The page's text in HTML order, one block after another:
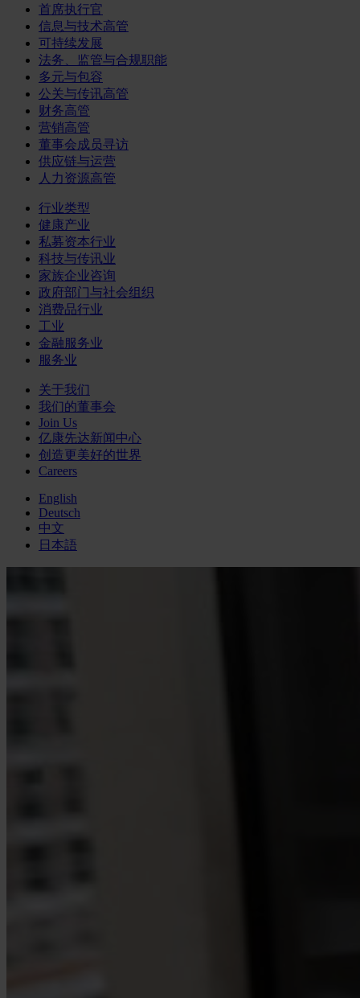
首席执行官
信息与技术高管
可持续发展
法务、监管与合规职能
多元与包容
公关与传讯高管
财务高管
营销高管
董事会成员寻访
供应链与运营
人力资源高管
行业类型
健康产业
私募资本行业
科技与传讯业
家族企业咨询
政府部门与社会组织
消费品行业
工业
金融服务业
服务业
关于我们
我们的董事会
Join Us
亿康先达新闻中心
创造更美好的世界
Careers
English
Deutsch
中文
日本語